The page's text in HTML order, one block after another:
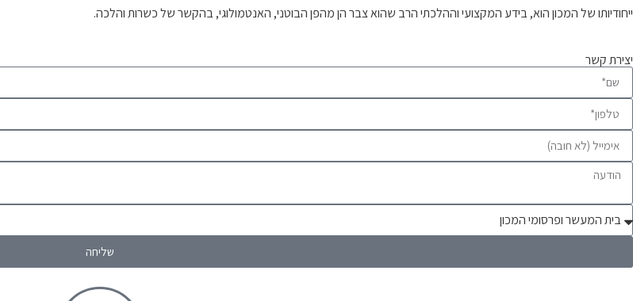
ייחודיותו של המכון הוא, בידע המקצועי וההלכתי הרב שהוא צבר הן מהפן הבוטני, האנטמולוגי, בהקשר של כשרות והלכה.
יצירת קשר
שליחה